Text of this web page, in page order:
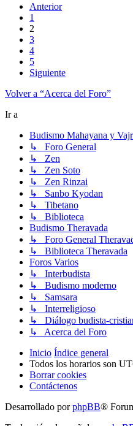
Anterior
1
2
3
4
5
Siguiente
Volver a “Acerca del Foro”
Ir a
Budismo Mahayana y
↳ Foro General
↳ Zen
↳ Zen Soto
↳ Zen Rinzai
↳ Sanbo Kyodan
↳ Tibetano
↳ Biblioteca
Budismo Theravada
↳ Foro General
↳ Biblioteca Theravada
Foros Varios
↳ Interbudista
↳ Budismo moderno
↳ Samsara
↳ Interreligioso
↳ Diálogo budista-
↳ Acerca del Foro
Inicio Índice general
Todos los horarios son
Borrar cookies
Contáctenos
Desarrollado porphpBB®